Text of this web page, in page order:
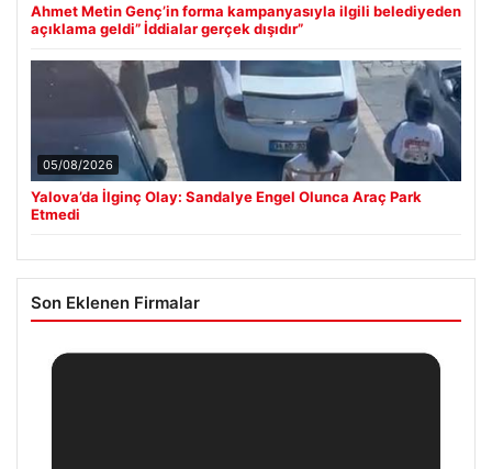
Ahmet Metin Genç’in forma kampanyasıyla ilgili belediyeden
açıklama geldi” İddialar gerçek dışıdır”
05/08/2026
Yalova’da İlginç Olay: Sandalye Engel Olunca Araç Park
Etmedi
Son Eklenen Firmalar